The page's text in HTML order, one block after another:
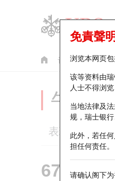
认股证 牛熊证
免責聲
浏览本网页
该等资料由
人士不得浏
当地法律及
规，瑞士银
此外，若任
担任何责任。
请确认阁下
牛熊
表现 街货
67438